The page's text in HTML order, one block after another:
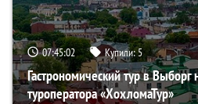
07:45:01 Купили:5
Гастрономический тур в Выборг
туроператора «ХохломаТур»